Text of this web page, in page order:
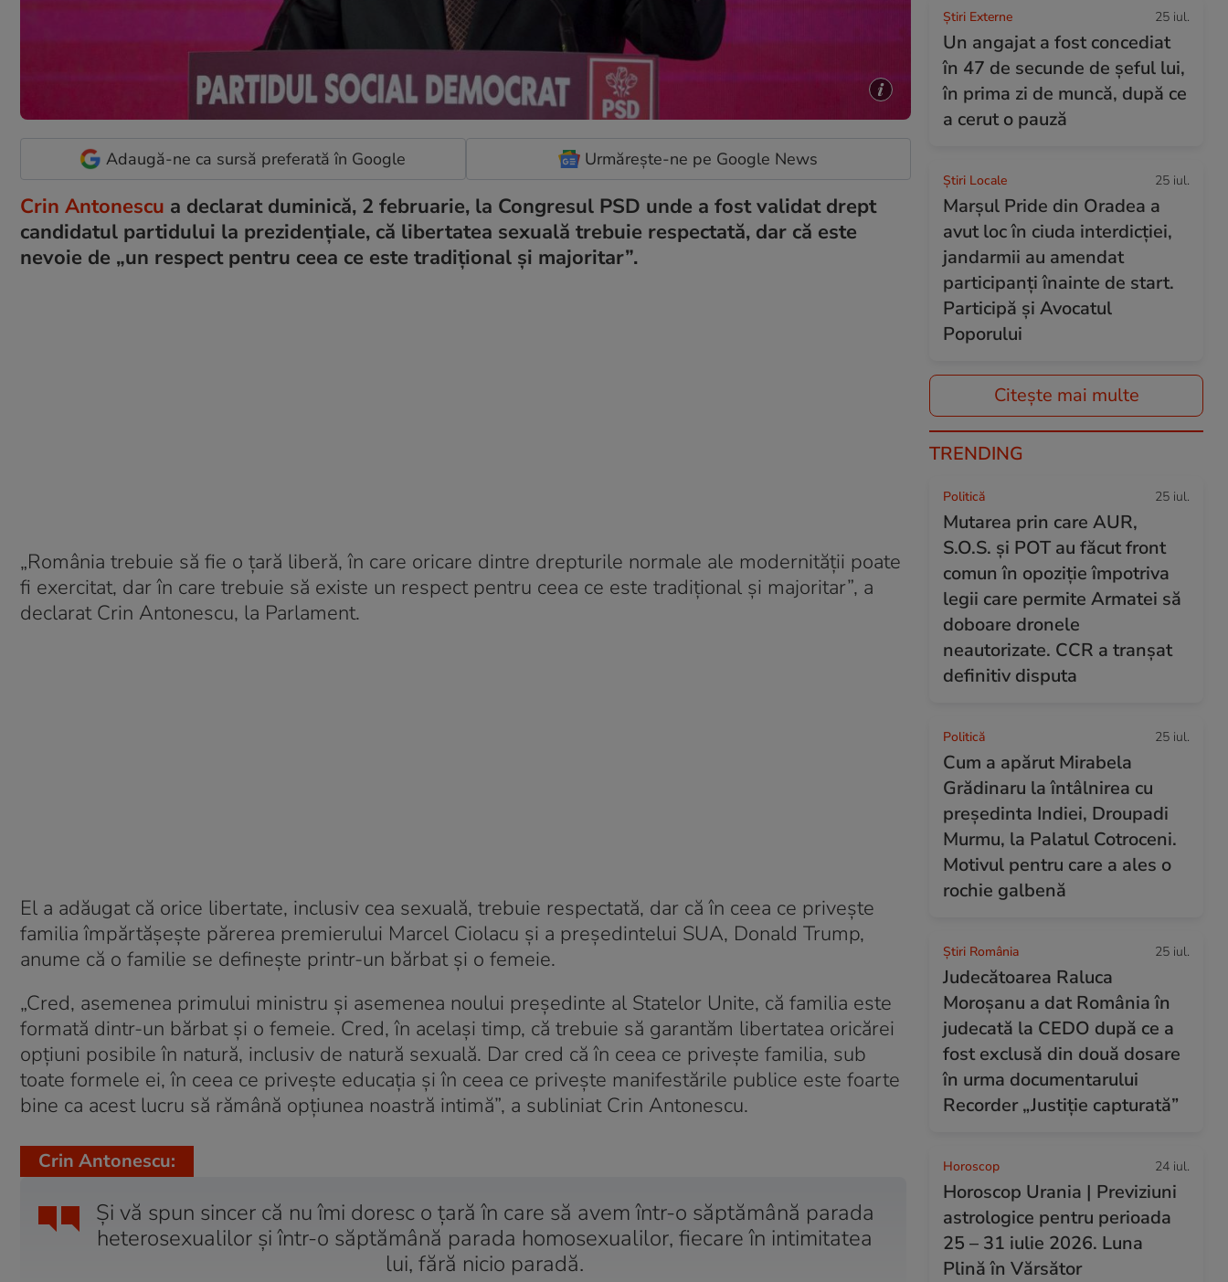
Adaugă-ne ca sursă preferată în Google Urmărește-ne pe Google News
Crin Antonescu a declarat duminică, 2 februarie, la Congresul PSD unde a fost validat drept
candidatul partidului la prezidențiale, că libertatea sexuală trebuie respectată, dar că este
nevoie de „un respect pentru ceea ce este tradițional și majoritar”.
„România trebuie să fie o țară liberă, în care oricare dintre drepturile normale ale modernității poate
fi exercitat, dar în care trebuie să existe un respect pentru ceea ce este tradițional și majoritar”, a
declarat Crin Antonescu, la Parlament.
El a adăugat că orice libertate, inclusiv cea sexuală, trebuie respectată, dar că în ceea ce privește
familia împărtășește părerea premierului Marcel Ciolacu și a președintelui SUA, Donald Trump,
anume că o familie se definește printr-un bărbat și o femeie.
„Cred, asemenea primului ministru și asemenea noului președinte al Statelor Unite, că familia este
formată dintr-un bărbat și o femeie. Cred, în același timp, că trebuie să garantăm libertatea oricărei
opțiuni posibile în natură, inclusiv de natură sexuală. Dar cred că în ceea ce privește familia, sub
toate formele ei, în ceea ce privește educația și în ceea ce privește manifestările publice este foarte
bine ca acest lucru să rămână opțiunea noastră intimă”, a subliniat Crin Antonescu.
Și vă spun sincer că nu îmi doresc o țară în care să avem într-o săptămână parada
heterosexualilor și într-o săptămână parada homosexualilor, fiecare în intimitatea
lui, fără nicio paradă.
Crin Antonescu:
Știri Externe 25 iul.
Un angajat a fost concediat
în 47 de secunde de șeful lui,
în prima zi de muncă, după ce
a cerut o pauză
Știri Locale 25 iul.
Marșul Pride din Oradea a
avut loc în ciuda interdicției,
jandarmii au amendat
participanți înainte de start.
Participă și Avocatul
Poporului
Citește mai multe
TRENDING
Politică 25 iul.
Mutarea prin care AUR,
S.O.S. și POT au făcut front
comun în opoziție împotriva
legii care permite Armatei să
doboare dronele
neautorizate. CCR a tranșat
definitiv disputa
Politică 25 iul.
Cum a apărut Mirabela
Grădinaru la întâlnirea cu
președinta Indiei, Droupadi
Murmu, la Palatul Cotroceni.
Motivul pentru care a ales o
rochie galbenă
Știri România 25 iul.
Judecătoarea Raluca
Moroșanu a dat România în
judecată la CEDO după ce a
fost exclusă din două dosare
în urma documentarului
Recorder „Justiție capturată”
Horoscop 24 iul.
Horoscop Urania | Previziuni
astrologice pentru perioada
25 – 31 iulie 2026. Luna
Plină în Vărsător